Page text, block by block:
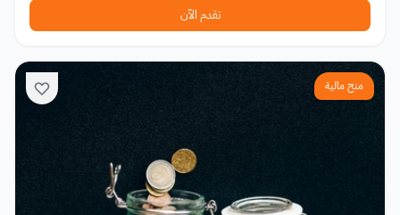
تقدم الآن
منح مالية